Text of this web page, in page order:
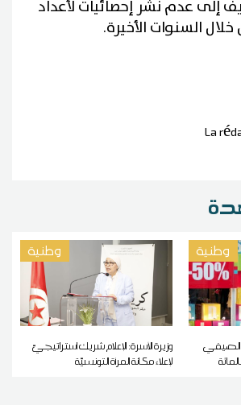
إلى عدم نشر إحصائيات لأعداد
خلال السنوات الأخيرة.
La
وطنية
الصيفي
وطنية
وزيرة الأسرة: الإعلام شريك استراتيجيّ
لإعلاء مكانة المرأة التونسيّة